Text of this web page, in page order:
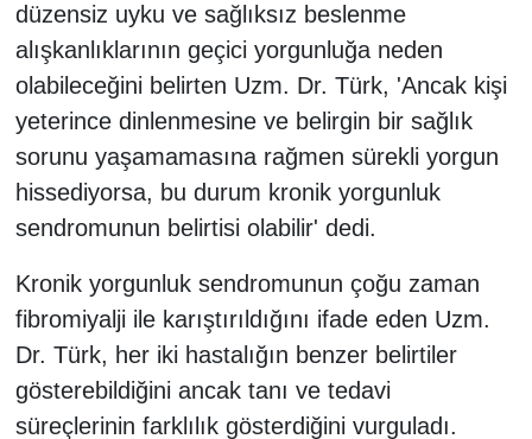
düzensiz uyku ve sağlıksız beslenme
alışkanlıklarının geçici yorgunluğa neden
olabileceğini belirten Uzm. Dr. Türk, 'Ancak kişi
yeterince dinlenmesine ve belirgin bir sağlık
sorunu yaşamamasına rağmen sürekli yorgun
hissediyorsa, bu durum kronik yorgunluk
sendromunun belirtisi olabilir' dedi.
Kronik yorgunluk sendromunun çoğu zaman
fibromiyalji ile karıştırıldığını ifade eden Uzm.
Dr. Türk, her iki hastalığın benzer belirtiler
gösterebildiğini ancak tanı ve tedavi
süreçlerinin farklılık gösterdiğini vurguladı.